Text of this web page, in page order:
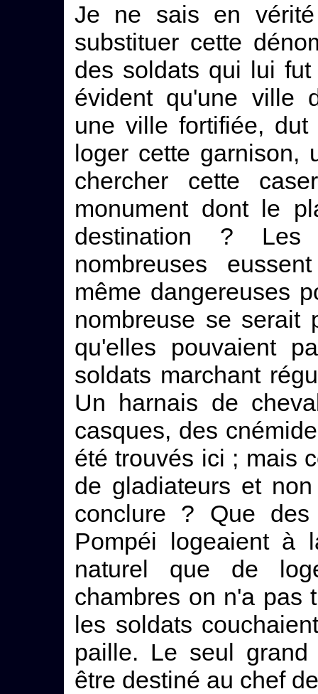
Je ne sais en
substituer cette
des soldats qui lui
évident qu'une ville
une ville fortifiée,
loger cette garnison,
chercher cette
monument dont le
destination ?
nombreuses
même dangereuses
nombreuse se serait
qu'elles pouvaient
soldats marchant
Un harnais de
casques, des
été trouvés ici ; mais
de gladiateurs et
conclure ? Que
Pompéi logeaient à
naturel que de
chambres on n'a pas
les soldats
paille. Le seul
être destiné au chef